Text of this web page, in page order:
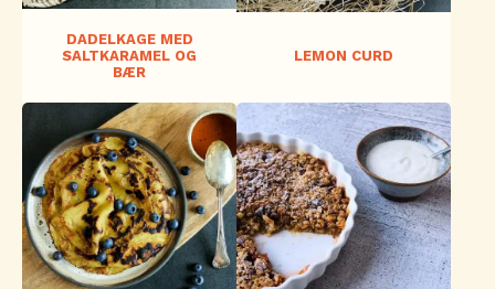
DADELKAGE MED
SALTKARAMEL OG
BÆR
LEMON CURD